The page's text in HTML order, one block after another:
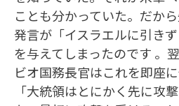
ことも分かっていた。だか
発言が「イスラエルに引き
を与えてしまったのです 。
ビオ国務長官はこれを即座に
「大統領はとにかく先に攻